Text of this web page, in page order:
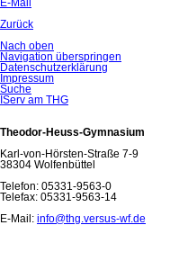
E-Mail
Zurück
Nach oben
Navigation überspringen
Datenschutzerklärung
Impressum
Suche
IServ am THG
Theodor-Heuss-Gymnasium
Karl-von-Hörsten-Straße 7-9
38304 Wolfenbüttel
Telefon: 05331-9563-0
Telefax: 05331-9563-14
E-Mail: info@thg.versus-wf.de